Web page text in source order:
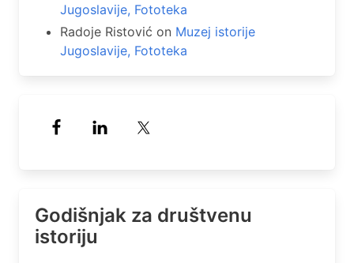
Jugoslavije, Fototeka
Radoje Ristović on Muzej istorije
Jugoslavije, Fototeka
Godišnjak za društvenu
istoriju